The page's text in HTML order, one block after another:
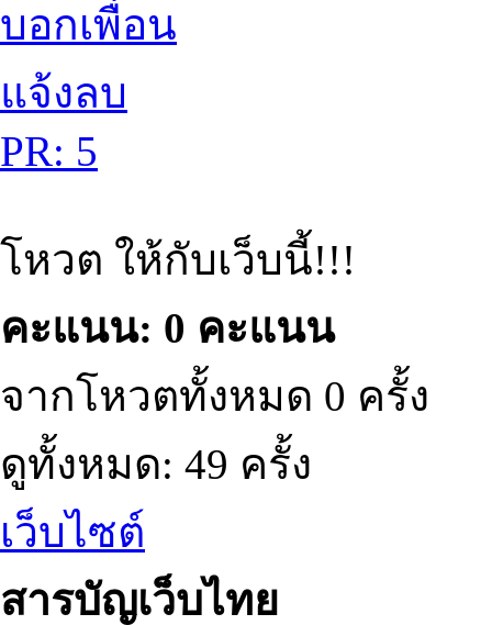
บอกเพื่อน
แจ้งลบ
PR: 5
โหวต ให้กับเว็บนี้!!!
คะแนน: 0 คะแนน
จากโหวตทั้งหมด 0 ครั้ง
ดูทั้งหมด: 49 ครั้ง
เว็บไซต์
สารบัญเว็บไทย